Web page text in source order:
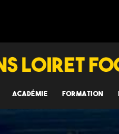
ACADÉMIE FORMATION